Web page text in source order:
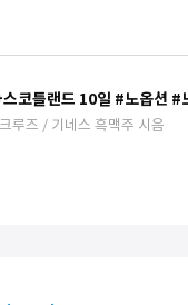
코틀랜드 10일 #노옵션 #
미어 호수 크루즈 / 기네스 흑맥주 시음